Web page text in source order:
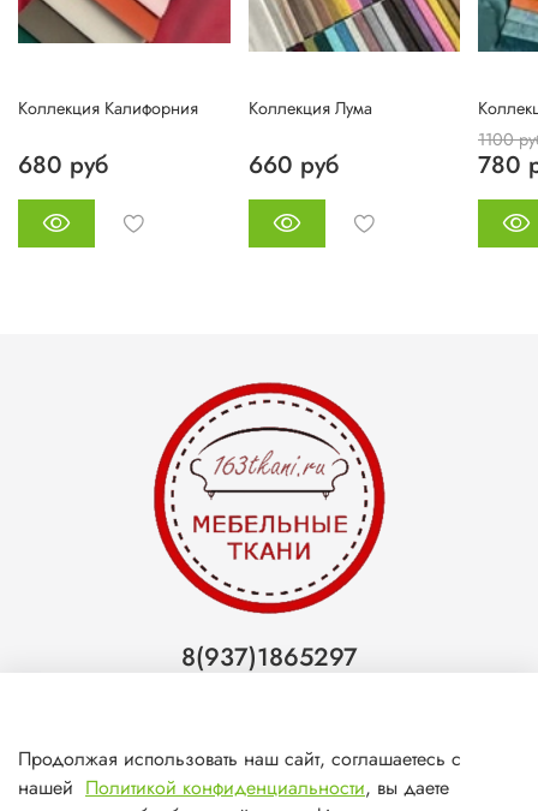
Коллекция Калифорния
680 руб
Коллекция Лума
660 руб
1100
780
8(937)1865297
Самара (ТЦ МегаМебель)
Продолжая использовать наш сайт, соглашаетесь с
нашей Политикой конфиденциальности, вы даете